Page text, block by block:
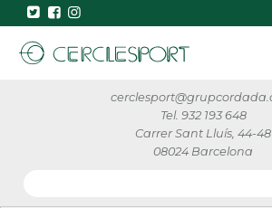
Tel. 932 193 648
Carrer Sant Lluís, 44-48
08024 Barcelona